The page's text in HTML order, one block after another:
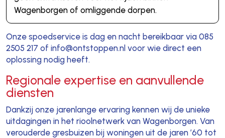
Wagenborgen of omliggende dorpen.
Onze spoedservice is dag en nacht bereikbaar via 085
2505 217 of info@ontstoppen.nl voor wie direct een
oplossing nodig heeft.
Regionale expertise en aanvullende
diensten
Dankzij onze jarenlange ervaring kennen wij de unieke
uitdagingen in het rioolnetwerk van Wagenborgen. Van
verouderde gresbuizen bij woningen uit de jaren ’60 tot